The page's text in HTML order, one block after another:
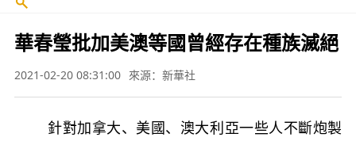
華春瑩批加美澳等國曾經存在種族滅絕
2021-02-20 08:31:00 來源：新華社
針對加拿大、美國、澳大利亞一些人不斷炮製